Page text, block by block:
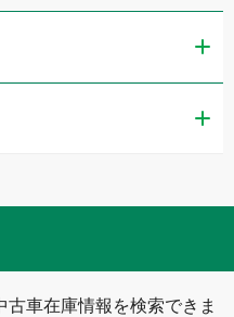
車在庫情報を検索できま